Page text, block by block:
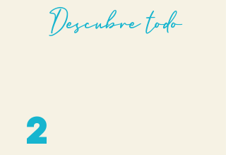
Descubre todo
2